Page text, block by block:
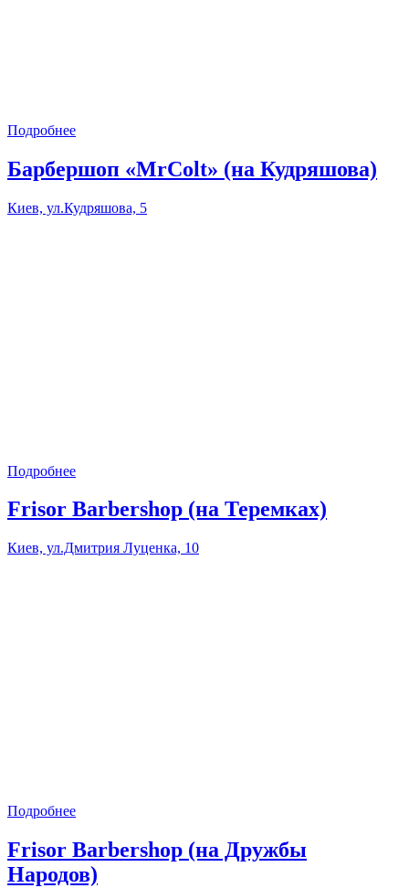
Подробнее
Барбершоп «MrColt» (на Кудряшова)
Киев, ул.Кудряшова, 5
Подробнее
Frisor Barbershop (на Теремках)
Киев, ул.Дмитрия Луценка, 10
Подробнее
Frisor Barbershop (на Дружбы
Народов)